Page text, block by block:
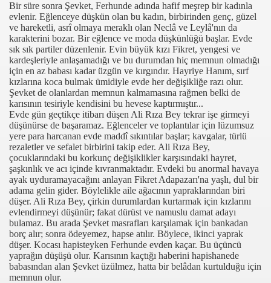
Bir süre sonra Şevket, Ferhunde adında hafif meşrep bir kadınla
evlenir. Eğlenceye düşkün olan bu kadın, birbirinden genç, güzel
ve hareketli, asrî olmaya meraklı olan Neclâ ve Leylâ'nın da
karakterini bozar. Bir eğlence ve moda düşkünlüğü başlar. Evde
sık sık partiler düzenlenir. Evin büyük kızı Fikret, yengesi ve
kardeşleriyle anlaşamadığı ve bu durumdan hiç memnun olmadığı
için en az babası kadar üzgün ve kırgındır. Hayriye Hanım, sırf
kızlarına koca bulmak ümidiyle evde her değişikliğe razı olur.
Şevket de olanlardan memnun kalmamasına rağmen belki de
karısının tesiriyle kendisini bu hevese kaptırmıştır...
Evde gün geçtikçe itibarı düşen Ali Rıza Bey tekrar işe girmeyi
düşünürse de başaramaz. Eğlenceler ve toplantılar için lüzumsuz
yere para harcanan evde maddî sıkıntılar başlar; kavgalar, türlü
rezaletler ve sefalet birbirini takip eder. Ali Rıza Bey,
çocuklarındaki bu korkunç değişiklikler karşısındaki hayret,
şaşkınlık ve acı içinde kıvranmaktadır. Evdeki bu anormal havaya
ayak uyduramayacağını anlayan Fikret Adapazarı'na yaşlı, dul bir
adama gelin gider. Böylelikle aile ağacının yapraklarından biri
düşer. Ali Rıza Bey, çirkin durumlardan kurtarmak için kızlarını
evlendirmeyi düşünür; fakat dürüst ve namuslu damat adayı
bulamaz. Bu arada Şevket masrafları karşılamak için bankadan
borç alır; sonra ödeyemez, hapse atılır. Böylece, ikinci yaprak
düşer. Kocası hapisteyken Ferhunde evden kaçar. Bu üçüncü
yaprağın düşüşü olur. Karısının kaçtığı haberini hapishanede
babasından alan Şevket üzülmez, hatta bir belâdan kurtulduğu için
memnun olur.